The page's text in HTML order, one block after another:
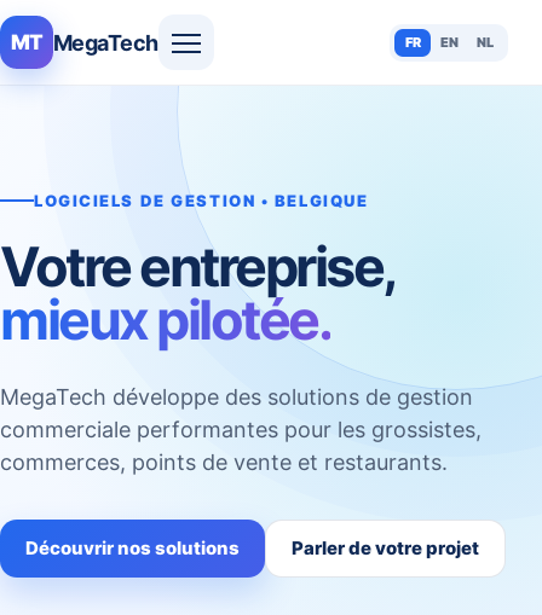
MT MegaTech FR EN NL
LOGICIELS DE GESTION • BELGIQUE
Votre entreprise,
mieux pilotée.
MegaTech développe des solutions de gestion
commerciale performantes pour les grossistes,
commerces, points de vente et restaurants.
Découvrir nos solutions Parler de votre projet